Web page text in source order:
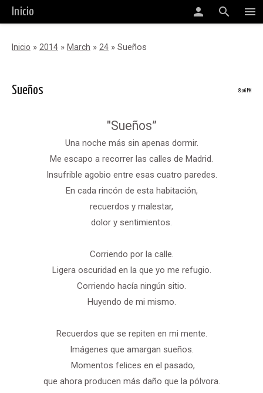
menu
search
person
Inicio
Inicio » 2014 » March » 24 » Sueños
8:06 PM
Sueños
"Sueños”
Una noche más sin apenas dormir.
Me escapo a recorrer las calles de Madrid.
Insufrible agobio entre esas cuatro paredes.
En cada rincón de esta habitación,
recuerdos y malestar,
dolor y sentimientos.
Corriendo por la calle.
Ligera oscuridad en la que yo me refugio.
Corriendo hacía ningún sitio.
Huyendo de mi mismo.
Recuerdos que se repiten en mi mente.
Imágenes que amargan sueños.
Momentos felices en el pasado,
que ahora producen más daño que la pólvora.